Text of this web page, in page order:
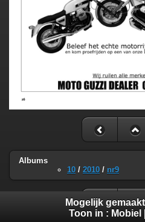
Albums
10 / 2010 / nr9
Mogelijk
Toon in : Mobiel